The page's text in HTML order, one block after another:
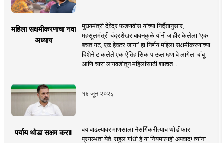
महिला सक्षमीकरणाचा नवा
अध्याय
मुख्यमंत्री देवेंद्र फडणवीस यांच्या निर्देशानुसार,
महसूलमंत्री चंद्रशेखर बावनकुळे यांनी जाहीर केलेला ‘एक
बचत गट, एक हेक्टर जागा’ हा निर्णय महिला सक्षमीकरणाच्या
दिशेने टाकलेले एक ऐतिहासिक पाऊल म्हणावे लागेल. बांबू
आणि चारा लागवडीतून महिलांसाठी शाश्वत ..
१६ जून २०२६
पर्याय थोडा सक्षम करा!
वय वाढल्यावर माणसाला नैसर्गिकरीत्याच थोडीफार
प्रगल्भता येते. राहुल गांधी हे या नियमालाही अपवाद! त्यांना